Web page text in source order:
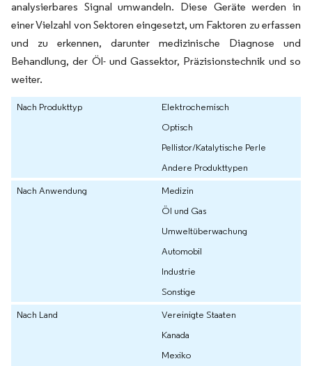
analysierbares Signal umwandeln. Diese Geräte werden in
einer Vielzahl von Sektoren eingesetzt, um Faktoren zu erfassen
und zu erkennen, darunter medizinische Diagnose und
Behandlung, der Öl- und Gassektor, Präzisionstechnik und so
weiter.
Nach Produkttyp
Elektrochemisch
Optisch
Pellistor/Katalytische Perle
Andere Produkttypen
Nach Anwendung
Medizin
Öl und Gas
Umweltüberwachung
Automobil
Industrie
Sonstige
Nach Land
Vereinigte Staaten
Kanada
Mexiko